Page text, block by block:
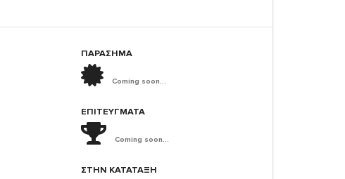
ΠΑΡΑΣΗΜΑ
Coming soon...
ΕΠΙΤΕΎΓΜΑΤΑ
Coming soon...
ΣΤΗΝ ΚΑΤΆΤΑΞΗ